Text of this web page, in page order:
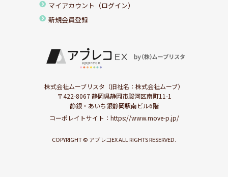
マイアカウント（ログイン）
新規会員登録
株式会社ムーブリスタ（旧社名：株式会社ムーブ）
〒422-8067 静岡県静岡市駿河区南町11-1
静銀・あいち銀静岡駅南ビル6階
コーポレイトサイト： https://www.move-p.jp/
COPYRIGHT © アプレコEX ALL RIGHTS RESERVED.